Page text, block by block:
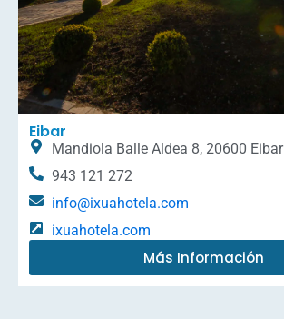
Eibar
Mandiola Balle Aldea 8, 20600 Eibar
943 121 272
info@ixuahotela.com
ixuahotela.com
Más Información